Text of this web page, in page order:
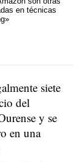
en técnicas
siete
del
y se
en una